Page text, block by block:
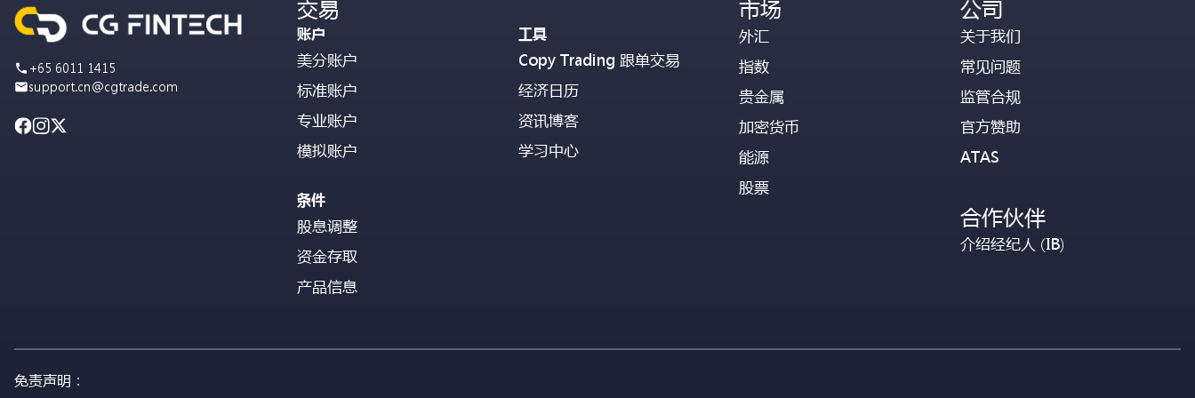
+65 6011 1415
support.cn@cgtrade.com
交易
账户
美分账户
标准账户
专业账户
模拟账户
条件
股息调整
资金存取
产品信息
工具
Copy Trading 跟单交易
经济日历
资讯博客
学习中心
市场
外汇
指数
贵金属
加密货币
能源
股票
公司
关于我们
常见问题
监管合规
官方赞助
ATAS
合作伙伴
介绍经纪人 (IB)
免责声明：